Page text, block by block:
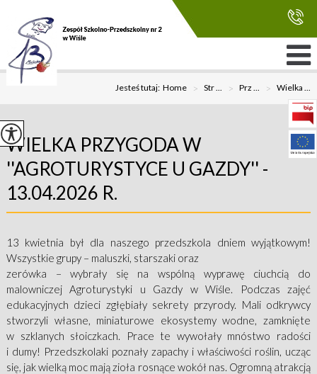
Jesteś tutaj:Home > Str ... > Prz ... > Wielka ...
WIELKA PRZYGODA W
''AGROTURYSTYCE U GAZDY'' -
13.04.2026 R.
13 kwietnia był dla naszego przedszkola dniem wyjątkowym!
Wszystkie grupy – maluszki, starszaki oraz
zerówka – wybrały się na wspólną wyprawę ciuchcią do
malowniczej Agroturystyki u Gazdy w Wiśle. Podczas zajęć
edukacyjnych dzieci zgłębiały sekrety przyrody. Mali odkrywcy
stworzyli własne, miniaturowe ekosystemy wodne, zamknięte
w szklanych słoiczkach. Prace te wywołały mnóstwo radości
i dumy! Przedszkolaki poznały zapachy i właściwości roślin, ucząc
się, jak wielką moc mają zioła rosnące wokół nas. Ogromną atrakcją